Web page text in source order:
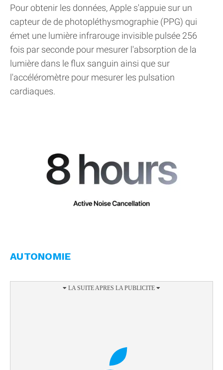
Pour obtenir les données, Apple s'appuie sur un
capteur de de photopléthysmographie (PPG) qui
émet une lumière infrarouge invisible pulsée 256
fois par seconde pour mesurer l'absorption de la
lumière dans le flux sanguin ainsi que sur
l'accéléromètre pour mesurer les pulsation
cardiaques.
AUTONOMIE